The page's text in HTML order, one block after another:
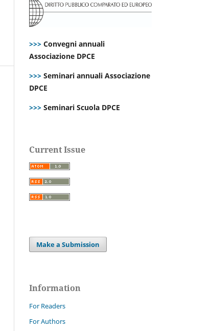
>>> Convegni annuali
Associazione DPCE
>>> Seminari annuali Associazione
DPCE
>>> Seminari Scuola DPCE
Current Issue
Make a Submission
Information
For Readers
For Authors